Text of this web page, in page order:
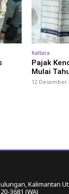
Kaltara
Pajak
Mulai
12 Desember
Kalimantan
3681 (WA)